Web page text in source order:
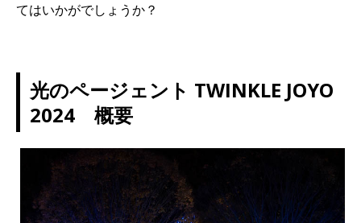
てはいかがでしょうか？
光のページェント TWINKLE JOYO
2024 概要